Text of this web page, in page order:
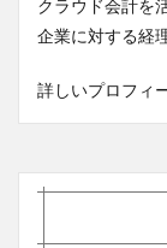
クラウド会計を
企業に対する経
詳しいプロフィ